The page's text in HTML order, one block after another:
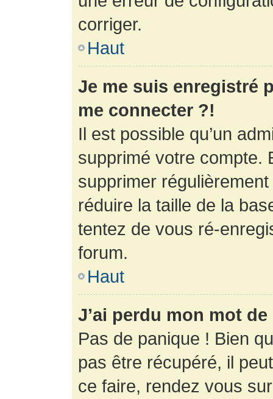
corriger.
Haut
Je me suis enregistré
me connecter ?!
Il est possible qu’un
supprimé votre compte.
supprimer
réduire la taille de la
tentez de vous ré-
forum.
Haut
J’ai perdu mon mot
Pas de panique ! Bien
pas être récupéré, il
ce faire, rendez vous